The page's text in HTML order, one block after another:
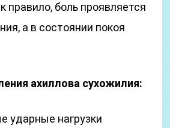
правило, боль проявляется
а в состоянии покоя
ахиллова сухожилия:
ударные нагрузки